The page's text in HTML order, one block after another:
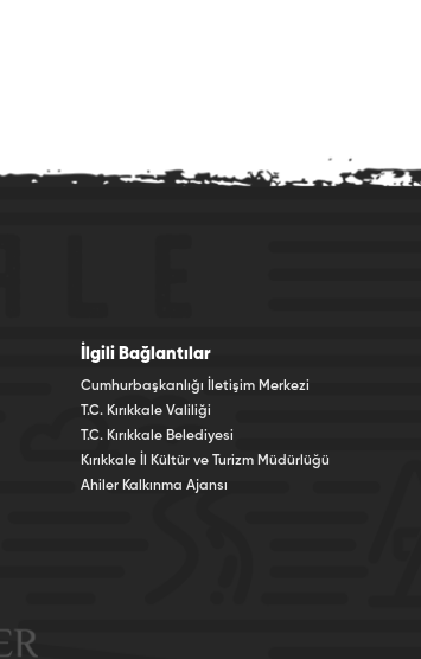
İlgili Bağlantılar
Cumhurbaşkanlığı İletişim Merkezi
T.C. Kırıkkale Valiliği
T.C. Kırıkkale Belediyesi
Kırıkkale İl Kültür ve Turizm Müdürlüğü
Ahiler Kalkınma Ajansı